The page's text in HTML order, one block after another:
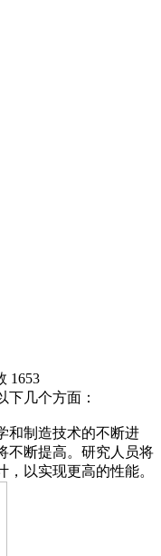
1653
下几个方面：
和制造技术的不断进
不断提高。研究人员将
以实现更高的性能。